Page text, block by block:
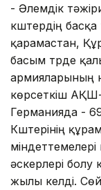
- Әлемдік
күштердің
қарамастан,
басым түрде
армияларының
көрсеткіш
Германияда -
Күштерінің
әскерлері болу
жылы келді.